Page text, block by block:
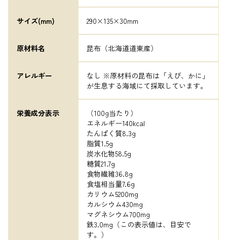
サイズ(mm) 290×135×30mm
原材料名 昆布（北海道道東産）
アレルギー
なし ※原材料の昆布は「えび、かに」
が生息する海域にて採取しています。
栄養成分表示
（100g当たり）
エネルギー140kcal
たんぱく質8.3g
脂質1.5g
炭水化物58.5g
糖質21.7g
食物繊維36.8g
食塩相当量7.6g
カリウム5200mg
カルシウム430mg
マグネシウム700mg
鉄3.0mg（この表示値は、目安で
す。）